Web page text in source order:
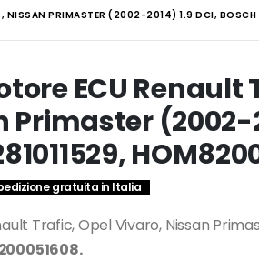
NISSAN PRIMASTER (2002-2014) 1.9 DCI,
ECU Renault
Primaster (2002-
gratuita in Italia
Trafic, Opel Vivaro, Nissan